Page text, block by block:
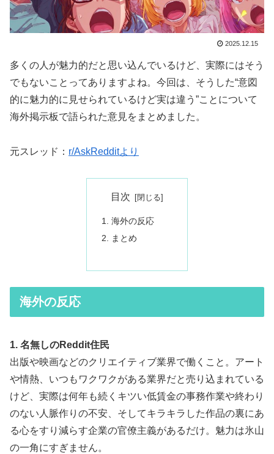
2025.12.15
多くの人が魅力的だと思い込んでいるけど、実際にはそう
でもないことってありますよね。今回は、そうした“意図
的に魅力的に見せられているけど実は違う”ことについて
海外掲示板で語られた意見をまとめました。
元スレッド： r/AskRedditより
目次
海外の反応
まとめ
海外の反応
1. 名無しのReddit住民
出版や映画などのクリエイティブ業界で働くこと。アート
や情熱、いつもワクワクがある業界だと売り込まれている
けど、実際は何年も続くキツい低賃金の事務作業や終わり
のない人脈作りの不安、そしてキラキラした作品の裏にあ
る心をすり減らす企業の官僚主義があるだけ。魅力は氷山
の一角にすぎません。